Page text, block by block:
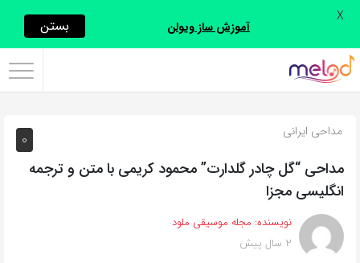
اشتراک
با
روش‌های
زیر
این
صفحه
0 مداحی ایرانی
مداحی “گل چادر گلدارت” محمود کریمی با متن و ترجمه
انگلیسی مجزا
نویسنده: مجله موسیقی ملود
2 سال پیش
آموزش ساز ویولن بستن X